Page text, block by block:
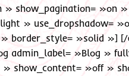
» show_pagination= »on
» use_dropshadow=
border_style= »solid »] [/
admin_label= »Blog »
» show_content= »off »